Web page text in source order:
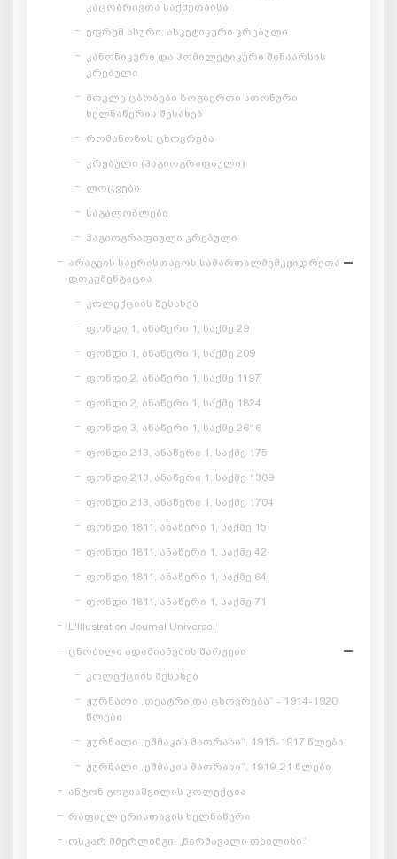
კაცობრივთა საქმეთაისა
ეფრემ ასური, ასკეტიკური კრებული
კანონიკური და ჰომილეტიკური შინაარსის
კრებული
მოკლე ცბობები ზოგიერთი ათონური
ხელნაწერის შესახებ
რომანოზის ცხოვრება
კრებული (ჰაგიოგრაფიული)
ლოცვები
საგალობლები
ჰაგიოგრაფიული კრებული
არაგვის საერისთავოს სამართალმემკვიდრეთა
დოკუმენტაცია
კოლექციის შესახებ
ფონდი 1, ანაწერი 1, საქმე 29
ფონდი 1, ანაწერი 1, საქმე 209
ფონდი 2, ანაწერი 1, საქმე 1197
ფონდი 2, ანაწერი 1, საქმე 1824
ფონდი 3, ანაწერი 1, საქმე 2616
ფონდი 213, ანაწერი 1, საქმე 175
ფონდი 213, ანაწერი 1, საქმე 1309
ფონდი 213, ანაწერი 1, საქმე 1704
ფონდი 1811, ანაწერი 1, საქმე 15
ფონდი 1811, ანაწერი 1, საქმე 42
ფონდი 1811, ანაწერი 1, საქმე 64
ფონდი 1811, ანაწერი 1, საქმე 71
L'Illustration Journal Universel
ცნობილი ადამიანების შარჟები
კოლექციის შესახებ
ჟურნალი „თეატრი და ცხოვრება“ - 1914-1920
წლები
ჟურნალი „ეშმაკის მათრახი“, 1915-1917 წლები
ჟურნალი „ეშმაკის მათრახი“, 1919-21 წლები
ანტონ გოგიაშვილის კოლექცია
რაფიელ ერისთავის ხელნაწერი
ოსკარ შმერლინგი. „წარმავალი თბილისი“